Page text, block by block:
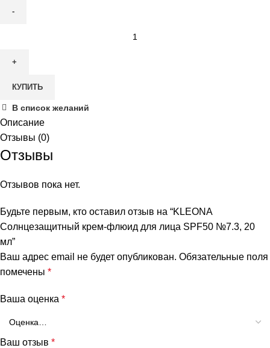
KLEONA
крем-
флюид
для
лица
SPF50
20
КУПИТЬ
В список желаний
Описание
Отзывы (0)
Отзывы
Отзывов пока нет.
Будьте первым, кто оставил отзыв на “KLEONA
Солнцезащитный крем-флюид для лица SPF50 №7.3, 20
мл”
Ваш адрес email не будет опубликован. Обязательные поля
помечены *
Ваша оценка *
Ваш отзыв *